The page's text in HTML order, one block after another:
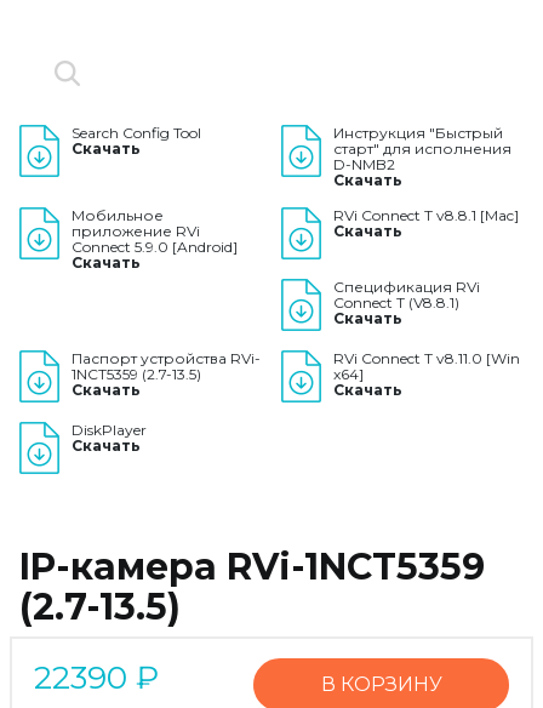
Search Config Tool
Скачать
Инструкция "Быстрый
старт" для исполнения
D-NMB2
Скачать
Мобильное
приложение RVi
Connect 5.9.0 [Android]
Скачать
RVi Connect T v8.8.1 [Mac]
Скачать
Спецификация RVi
Connect T (V8.8.1)
Скачать
Паспорт устройства RVi-
1NCT5359 (2.7-13.5)
Скачать
RVi Connect T v8.11.0 [Win
x64]
Скачать
DiskPlayer
Скачать
IP-камера RVi-1NCT5359
(2.7-13.5)
22390 ₽ В КОРЗИНУ